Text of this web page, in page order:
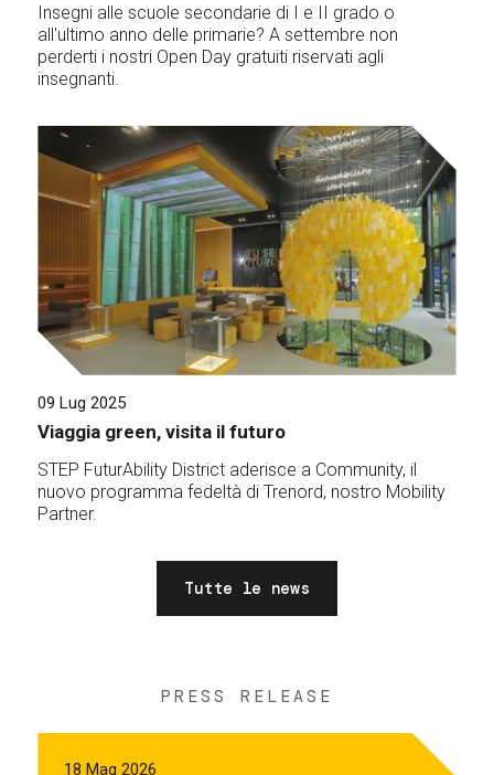
Insegni alle scuole secondarie di I e II grado o
all'ultimo anno delle primarie? A settembre non
perderti i nostri Open Day gratuiti riservati agli
insegnanti.
09 Lug 2025
Viaggia green, visita il futuro
STEP FuturAbility District aderisce a Community, il
nuovo programma fedeltà di Trenord, nostro Mobility
Partner.
Tutte le news
PRESS RELEASE
18 Mag 2026